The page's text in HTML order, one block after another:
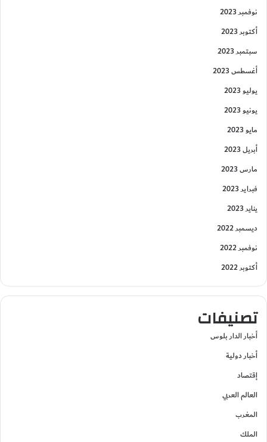
نوفمبر 2023
أكتوبر 2023
سبتمبر 2023
أغسطس 2023
يوليو 2023
يونيو 2023
مايو 2023
أبريل 2023
مارس 2023
فبراير 2023
يناير 2023
ديسمبر 2022
نوفمبر 2022
أكتوبر 2022
تصنيفات
أخبار الدار بلوس
أخبار دولية
إقتصاد
العالم العربي
المغرب
الملك